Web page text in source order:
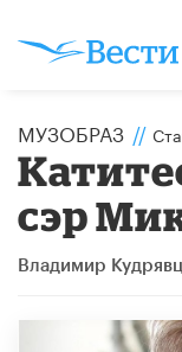
МУЗОБРАЗ //
сэр
Владимир